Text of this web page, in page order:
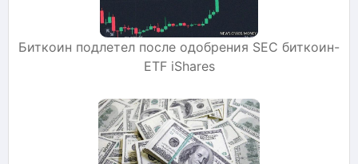
Биткоин подлетел после одобрения SEC биткоин-
ETF iShares